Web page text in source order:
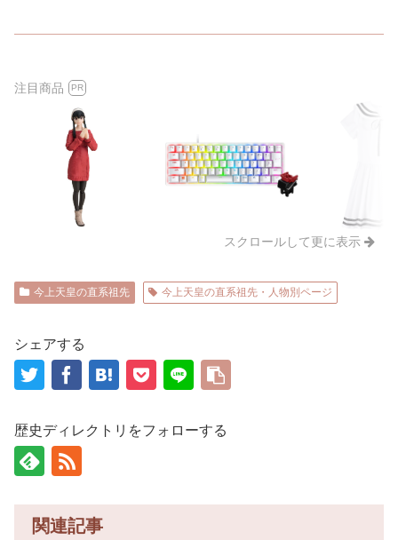
注目商品 PR
スクロールして更に表示
今上天皇の直系祖先 今上天皇の直系祖先・人物別ページ
シェアする
歴史ディレクトリをフォローする
関連記事